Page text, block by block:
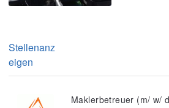
Stellenanz
eigen
Maklerbetreuer (m/ w/